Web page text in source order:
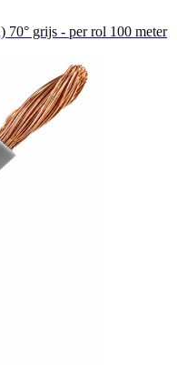
grijs - per rol 100 meter